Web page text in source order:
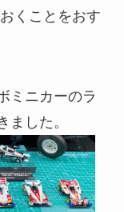
くことをおす
ミニカーのラ
ました。